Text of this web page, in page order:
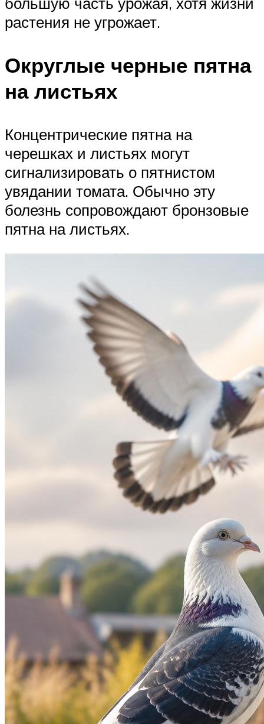
растения не угрожает.
Округлые черные пятна
на листьях
Концентрические пятна на
черешках и листьях могут
сигнализировать о пятнистом
увядании томата. Обычно эту
болезнь сопровождают бронзовые
пятна на листьях.